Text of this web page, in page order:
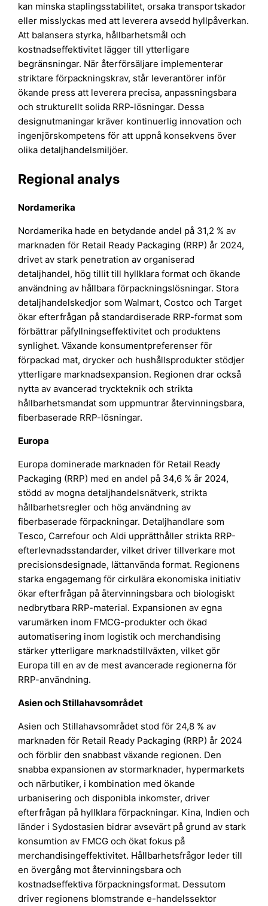
kan minska staplingsstabilitet, orsaka transportskador
eller misslyckas med att leverera avsedd hyllpåverkan.
Att balansera styrka, hållbarhetsmål och
kostnadseffektivitet lägger till ytterligare
begränsningar. När återförsäljare implementerar
striktare förpackningskrav, står leverantörer inför
ökande press att leverera precisa, anpassningsbara
och strukturellt solida RRP-lösningar. Dessa
designutmaningar kräver kontinuerlig innovation och
ingenjörskompetens för att uppnå konsekvens över
olika detaljhandelsmiljöer.
Regional analys
Nordamerika
Nordamerika hade en betydande andel på 31,2 % av
marknaden för Retail Ready Packaging (RRP) år 2024,
drivet av stark penetration av organiserad
detaljhandel, hög tillit till hyllklara format och ökande
användning av hållbara förpackningslösningar. Stora
detaljhandelskedjor som Walmart, Costco och Target
ökar efterfrågan på standardiserade RRP-format som
förbättrar påfyllningseffektivitet och produktens
synlighet. Växande konsumentpreferenser för
förpackad mat, drycker och hushållsprodukter stödjer
ytterligare marknadsexpansion. Regionen drar också
nytta av avancerad tryckteknik och strikta
hållbarhetsmandat som uppmuntrar återvinningsbara,
fiberbaserade RRP-lösningar.
Europa
Europa dominerade marknaden för Retail Ready
Packaging (RRP) med en andel på 34,6 % år 2024,
stödd av mogna detaljhandelsnätverk, strikta
hållbarhetsregler och hög användning av
fiberbaserade förpackningar. Detaljhandlare som
Tesco, Carrefour och Aldi upprätthåller strikta RRP-
efterlevnadsstandarder, vilket driver tillverkare mot
precisionsdesignade, lättanvända format. Regionens
starka engagemang för cirkulära ekonomiska initiativ
ökar efterfrågan på återvinningsbara och biologiskt
nedbrytbara RRP-material. Expansionen av egna
varumärken inom FMCG-produkter och ökad
automatisering inom logistik och merchandising
stärker ytterligare marknadstillväxten, vilket gör
Europa till en av de mest avancerade regionerna för
RRP-användning.
Asien och Stillahavsområdet
Asien och Stillahavsområdet stod för 24,8 % av
marknaden för Retail Ready Packaging (RRP) år 2024
och förblir den snabbast växande regionen. Den
snabba expansionen av stormarknader, hypermarkets
och närbutiker, i kombination med ökande
urbanisering och disponibla inkomster, driver
efterfrågan på hyllklara förpackningar. Kina, Indien och
länder i Sydostasien bidrar avsevärt på grund av stark
konsumtion av FMCG och ökat fokus på
merchandisingeffektivitet. Hållbarhetsfrågor leder till
en övergång mot återvinningsbara och
kostnadseffektiva förpackningsformat. Dessutom
driver regionens blomstrande e-handelssektor